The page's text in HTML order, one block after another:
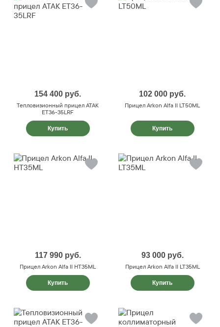
154 400 руб.
Тепловизионный прицел ATAK
ET36-35LRF
Купить
102 000 руб.
Прицел Arkon Alfa II LT50ML
Купить
117 990 руб.
Прицел Arkon Alfa II HT35ML
Купить
93 000 руб.
Прицел Arkon Alfa II LT35ML
Купить